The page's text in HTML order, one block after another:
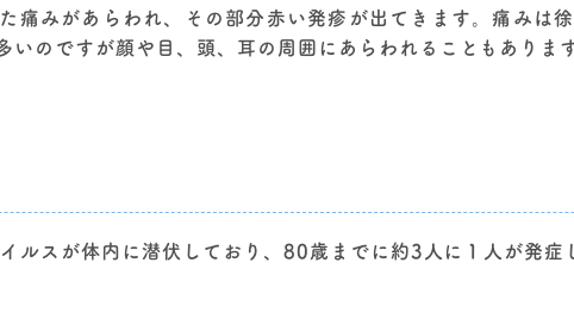
痛みがあらわれ、その部分赤い発疹が出てきます。痛みは
いのですが顔や目、頭、耳の周囲にあらわれることもありま
ルスが体内に潜伏しており、80歳までに約3人に１人が発症